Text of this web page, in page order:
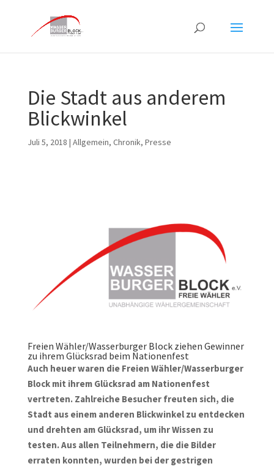
Die Stadt aus anderem
Blickwinkel
Juli 5, 2018 | Allgemein, Chronik, Presse
Freien Wähler/Wasserburger Block ziehen Gewinner
zu ihrem Glücksrad beim Nationenfest
Auch heuer waren die Freien Wähler/Wasserburger
Block mit ihrem Glücksrad am Nationenfest
vertreten. Zahlreiche Besucher freuten sich, die
Stadt aus einem anderen Blickwinkel zu entdecken
und drehten am Glücksrad, um ihr Wissen zu
testen. Aus allen Teilnehmern, die die Bilder
erraten konnten, wurden bei der gestrigen